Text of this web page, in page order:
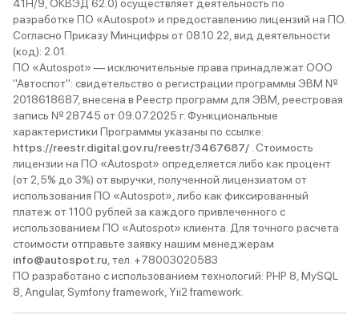
41Н/9, ОКВЭД 62.0) осуществляет деятельность по
разработке ПО «Autospot» и предоставлению лицензий на ПО.
Согласно Приказу Минцифры от 08.10.22, вид деятельности
(код): 2.01.
ПО «Autospot» — исключительные права принадлежат ООО
"Автоспот": свидетельство о регистрации программы ЭВМ №
2018618687, внесена в Реестр программ для ЭВМ, реестровая
запись № 28745 от 09.07.2025 г. Функциональные
характеристики Программы указаны по ссылке:
https://reestr.digital.gov.ru/reestr/3467687/ . Стоимость
лицензии на ПО «Autospot» определяется либо как процент
(от 2,5% до 3%) от выручки, полученной лицензиатом от
использования ПО «Autospot», либо как фиксированный
платеж от 1100 рублей за каждого привлеченного с
использованием ПО «Autospot» клиента. Для точного расчета
стоимости отправьте заявку нашим менеджерам
info@autospot.ru , тел. +78003020583
ПО разработано с использованием технологий: PHP 8, MySQL
8, Angular, Symfony framework, Yii2 framework.